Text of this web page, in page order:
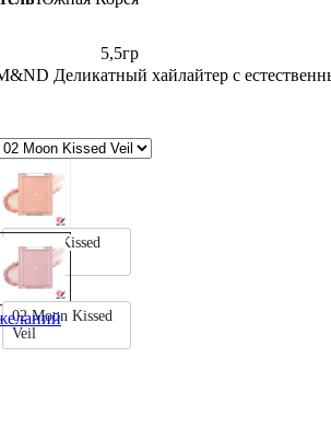
5,5гр
Деликатный хайлайтер с
01 Sun Kissed
Veil
02 Moon Kissed
Veil